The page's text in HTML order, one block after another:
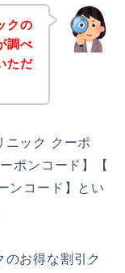
クの
調べ
ただ
ニック クーポ
ポンコード】【
ンコード】とい
お得な割引ク